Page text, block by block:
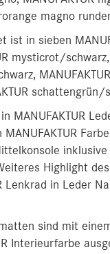
magno
ist in sieben
mysticrot/
schattengrün/
MANUFAKTUR
Highlight
Lenkrad in Leder
sind mit
Interieurfarbe